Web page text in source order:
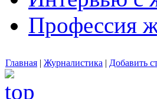
Профессия
Главная | Журналистика | Добавить